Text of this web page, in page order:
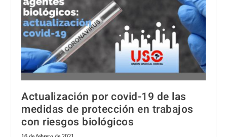
Actualización por covid-19 de las
medidas de protección en trabajos
con riesgos biológicos